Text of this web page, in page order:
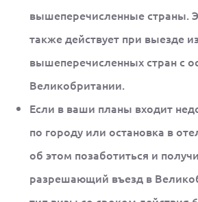
вышеперечисленные страны.
также действует при выезде
вышеперечисленных стран с
Великобритании.
Если в ваши планы входит
по городу или остановка в
об этом позаботиться и
разрешающий въезд в